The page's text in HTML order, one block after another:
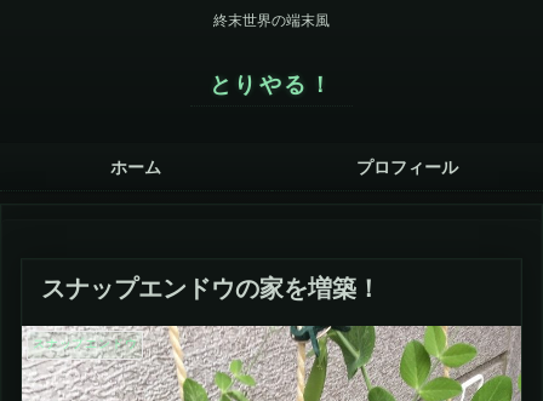
終末世界の端末風
とりやる！
ホーム プロフィール
スナップエンドウの家を増築！
スナップエンドウ